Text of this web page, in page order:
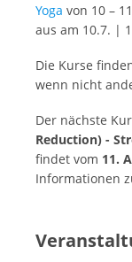
Yoga von 10 –
aus am 10.7. |
Die Kurse
wenn nicht
Der nächste
Reduction) -
findet vom 11.
Informationen